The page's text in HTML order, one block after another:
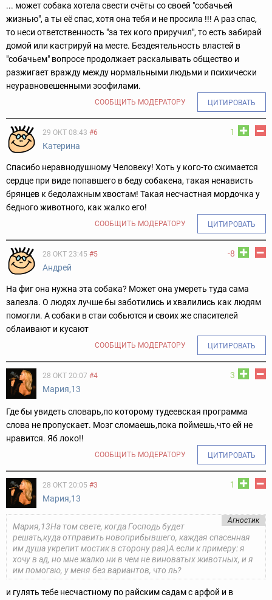
... может собака хотела свести счёты со своей "собачьей
жизнью", а ты её спас, хотя она тебя и не просила !!! А раз спас,
то неси ответственность "за тех кого приручил", то есть забирай
домой или кастрируй на месте. Бездеятельность властей в
"собачьем" вопросе продолжает раскалывать общество и
разжигает вражду между нормальными людьми и психически
неуравновешенными зоофилами.
СООБЩИТЬ МОДЕРАТОРУ ЦИТИРОВАТЬ
1
29 ОКТ 08:43 #6
Катерина
Спасибо неравнодушному Человеку! Хоть у кого-то сжимается
сердце при виде попавшего в беду собакена, такая ненависть
брянцев к бедолажным хвостам! Такая несчастная мордочка у
бедного животного, как жалко его!
СООБЩИТЬ МОДЕРАТОРУ ЦИТИРОВАТЬ
-8
28 ОКТ 23:45 #5
Андрей
На фиг она нужна эта собака? Может она умереть туда сама
залезла. О людях лучше бы заботились и хвалились как людям
помогли. А собаки в стаи собьются и своих же спасителей
облаивают и кусают
СООБЩИТЬ МОДЕРАТОРУ ЦИТИРОВАТЬ
3
28 ОКТ 20:07 #4
Мария,13
Где бы увидеть словарь,по которому тудеевская программа
слова не пропускает. Мозг сломаешь,пока поймешь,что ей не
нравится. Яб локо!!
СООБЩИТЬ МОДЕРАТОРУ ЦИТИРОВАТЬ
1
28 ОКТ 20:05 #3
Мария,13
Агностик
Мария,13На том свете, когда Господь будет
решать,куда отправить новоприбывшего, каждая спасенная
им душа укрепит мостик в сторону рая)А если к примеру: я
хочу в ад, но мне жалко ни в чем не виноватых животных, и я
им помогаю, у меня без вариантов, что ль?
и гулять тебе несчастному по райским садам с арфой и в